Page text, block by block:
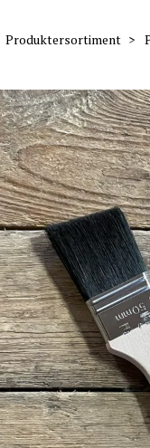
Produktersortiment